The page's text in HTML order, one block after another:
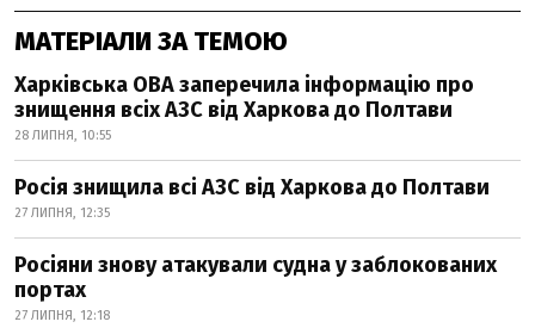
МАТЕРІАЛИ ЗА ТЕМОЮ
Харківська ОВА заперечила інформацію про
знищення всіх АЗС від Харкова до Полтави
28 ЛИПНЯ, 10:55
Росія знищила всі АЗС від Харкова до Полтави
27 ЛИПНЯ, 12:35
Росіяни знову атакували судна у заблокованих
портах
27 ЛИПНЯ, 12:18